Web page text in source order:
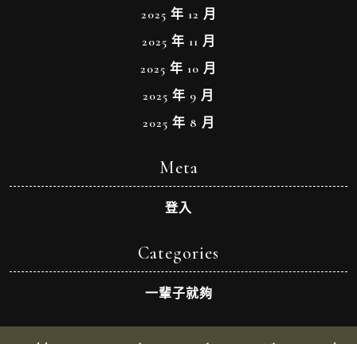
2025 年 12 月
2025 年 11 月
2025 年 10 月
2025 年 9 月
2025 年 8 月
Meta
登入
Categories
一輩子就夠